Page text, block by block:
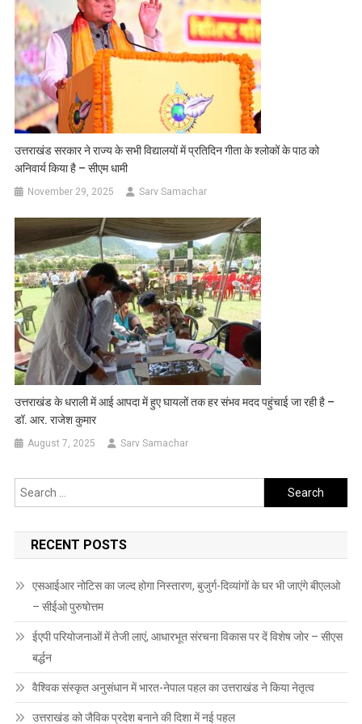
उत्तराखंड सरकार ने राज्य के सभी विद्यालयों में प्रतिदिन गीता के श्लोकों के पाठ को
अनिवार्य किया है – सीएम धामी
November 29, 2025 Sarv Samachar
उत्तराखंड के धराली में आई आपदा में हुए घायलों तक हर संभव मदद पहुंचाई जा रही है –
डॉ. आर. राजेश कुमार
August 7, 2025 Sarv Samachar
Search
for:
RECENT POSTS
एसआईआर नोटिस का जल्द होगा निस्तारण, बुजुर्ग-दिव्यांगों के घर भी जाएंगे बीएलओ
– सीईओ पुरुषोत्तम
ईएपी परियोजनाओं में तेजी लाएं, आधारभूत संरचना विकास पर दें विशेष जोर – सीएस
बर्द्धन
वैश्विक संस्कृत अनुसंधान में भारत-नेपाल पहल का उत्तराखंड ने किया नेतृत्व
उत्तराखंड को जैविक प्रदेश बनाने की दिशा में नई पहल